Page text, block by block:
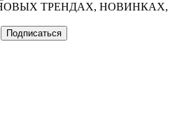
ТРЕНДАХ, НОВИНКАХ,